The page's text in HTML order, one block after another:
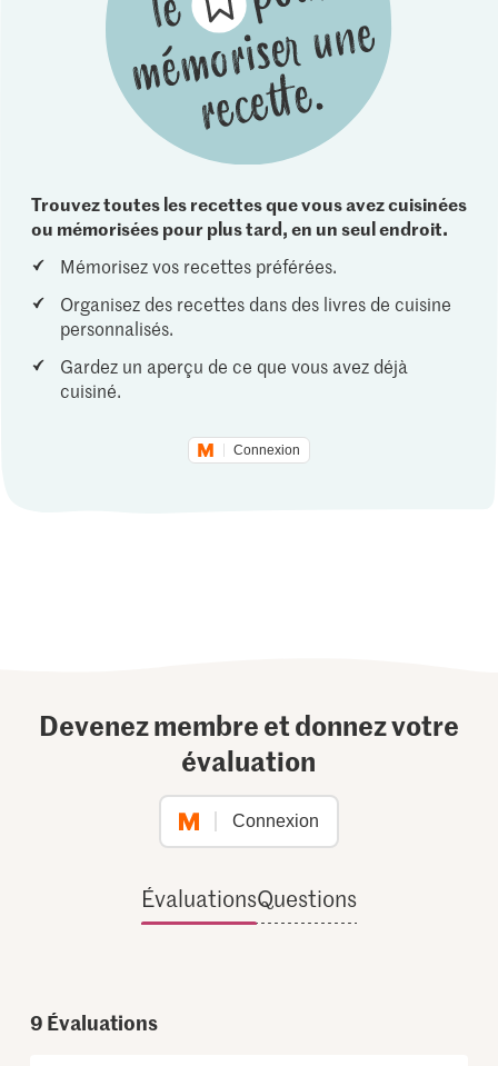
Trouvez toutes les recettes que vous avez cuisinées
ou mémorisées pour plus tard, en un seul endroit.
Mémorisez vos recettes préférées.
Organisez des recettes dans des livres de cuisine
personnalisés.
Gardez un aperçu de ce que vous avez déjà
cuisiné.
Connexion
Devenez membre et donnez votre
évaluation
Connexion
ÉvaluationsQuestions
9 Évaluations